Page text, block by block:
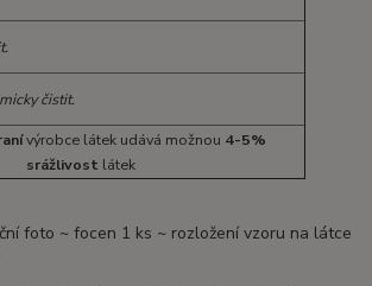
čistit.
výrobce látek udává možnou 4-5%
srážlivost látek
foto ~ focen 1 ks ~ rozložení vzoru na látce